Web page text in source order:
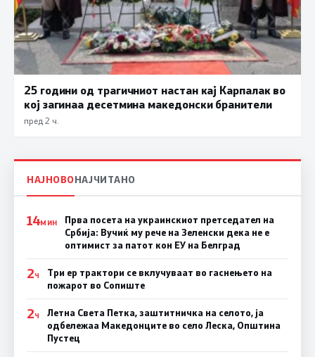
25 години од трагичниот настан кај Карпалак во
кој загинаа десетмина македонски бранители
пред 2 ч.
НАЈНОВОНАЈЧИТАНО
14МИН
Прва посета на украинскиот претседател на
Србија: Вучиќ му рече на Зеленски дека не е
оптимист за патот кон ЕУ на Белград
2Ч
Три ер трактори се вклучуваат во гаснењето на
пожарот во Сопиште
2Ч
Летна Света Петка, заштитничка на селото, ја
одбележаа Македонците во село Леска, Општина
Пустец